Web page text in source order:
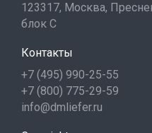
123317, Москва,
блок С
Контакты
+7 (495) 990-25-55
+7 (800) 775-29-59
info@dmliefer.ru